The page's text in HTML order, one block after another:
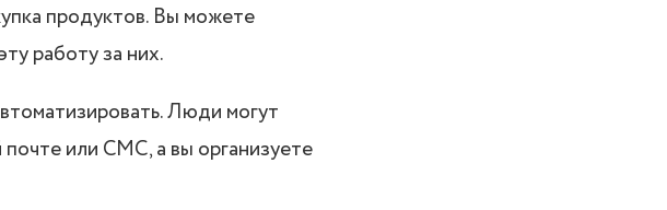
продуктов. Вы можете
работу за них.
Люди могут
или СМС, а вы организуете